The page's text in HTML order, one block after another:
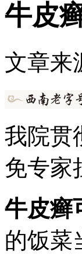
牛皮
文章来
我院贯
免专家
牛皮癣
的饭菜